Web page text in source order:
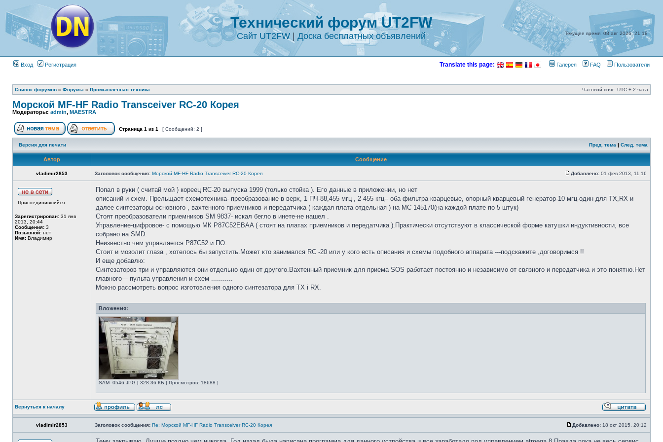
Технический форум UT2FW
Сайт UT2FW| Доска бесплатных объявлений Текущее время: 08 авг 2026, 21:18
Вход Регистрация Translate this page: Галерея FAQ Пользователи
Список форумов » Форумы » Промышленная техника Часовой пояс: UTC + 2 часа
Морской MF-HF Radio Transceiver RC-20 Корея
Модераторы: admin, MAESTRA
Страница 1 из 1 [ Сообщений: 2 ]
Версия для печати Пред. тема | След. тема
Автор Сообщение
vladimir2853 Заголовок сообщения: Морской MF-HF Radio Transceiver RC-20 Корея Добавлено: 01 фев 2013, 11:16
Присоединившийся
Зарегистрирован: 31 янв
2013, 20:44
Сообщения: 3
Позывной: нет
Имя: Владимир
Попал в руки ( считай мой ) кореец RC-20 выпуска 1999 (только стойка ). Его данные в приложении, но нет
описаний и схем. Прельщает схемотехника- преобразование в верх, 1 ПЧ-88,455 мгц , 2-455 кгц-- оба фильтра кварцевые, опорный кварцевый генератор-10 мгц-один для TX,RX и
далее синтезаторы основного , вахтенного приемников и передатчика ( каждая плата отдельная ) на MC 145170(на каждой плате по 5 штук)
Стоят преобразователи приемников SM 9837- искал бегло в инете-не нашел .
Управление-цифровое- с помощью МК P87C52EBAA ( стоят на платах приемников и передатчика ).Практически отсутствуют в классической форме катушки индуктивности, все
собрано на SMD.
Неизвестно чем управляется P87C52 и ПО.
Стоит и мозолит глаза , хотелось бы запустить.Может кто занимался RC -20 или у кого есть описания и схемы подобного аппарата ---подскажите ,договоримся !!
И еще добавлю:
Синтезаторов три и управляются они отдельно один от другого.Вахтенный приемник для приема SOS работает постоянно и независимо от связного и передатчика и это понятно.Нет
главного--- пульта управления и схем ...........
Можно рассмотреть вопрос изготовления одного синтезатора для TX i RX.
Вложения:
SAM_0546.JPG [ 328.36 КБ | Просмотров: 18688 ]
Вернуться к началу
vladimir2853 Заголовок сообщения: Re: Морской MF-HF Radio Transceiver RC-20 Корея Добавлено: 18 окт 2015, 20:12